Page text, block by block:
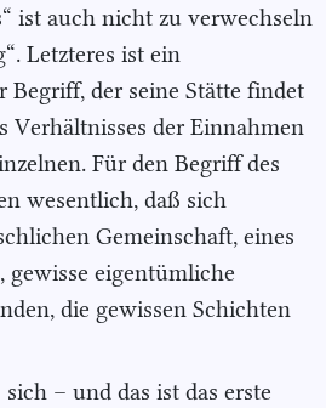
ist auch nicht zu verwechseln
Letzteres ist ein
der seine Stätte findet
Verhältnisses der Einnahmen
Für den Begriff des
wesentlich, daß sich
Gemeinschaft, eines
gewisse eigentümliche
die gewissen Schichten
– und das ist das erste